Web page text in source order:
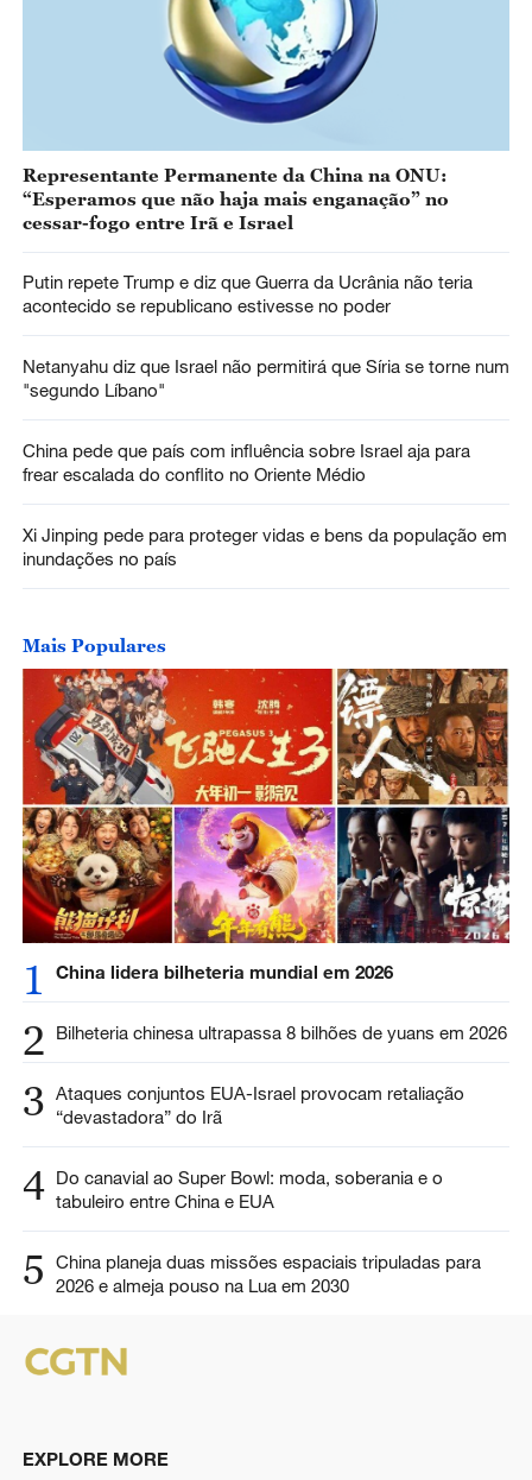
Representante Permanente da China na ONU:
“Esperamos que não haja mais enganação” no
cessar-fogo entre Irã e Israel
Putin repete Trump e diz que Guerra da Ucrânia não teria
acontecido se republicano estivesse no poder
Netanyahu diz que Israel não permitirá que Síria se torne num
"segundo Líbano"
China pede que país com influência ​sobre​ Israel ​aja para
frear escalada do conflito no Oriente Médio
Xi Jinping pede para proteger vidas e bens da população em
inundações no país
Mais Populares
1 China lidera bilheteria mundial em 2026
2 Bilheteria chinesa ultrapassa 8 bilhões de yuans em 2026
3 Ataques conjuntos EUA-Israel provocam retaliação
“devastadora” do Irã
4 Do canavial ao Super Bowl: moda, soberania e o
tabuleiro entre China e EUA
5
China planeja duas missões espaciais tripuladas para
2026 e almeja pouso na Lua em 2030
EXPLORE MORE